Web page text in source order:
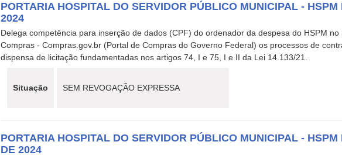
PORTARIA HOSPITAL DO SERVIDOR PÚBLICO MUNICIPAL -
2024
Delega competência para inserção de dados (CPF) do ordenador da despesa do HSPM
Compras - Compras.gov.br (Portal de Compras do Governo Federal) os processos de
dispensa de licitação fundamentadas nos artigos 74, I e 75, I e II da Lei 14.133/21.
Situação SEM REVOGAÇÃO EXPRESSA
PORTARIA HOSPITAL DO SERVIDOR PÚBLICO MUNICIPAL - HSPM
DE 2024